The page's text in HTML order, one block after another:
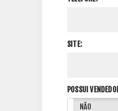
SITE:
POSSUI
NÃO